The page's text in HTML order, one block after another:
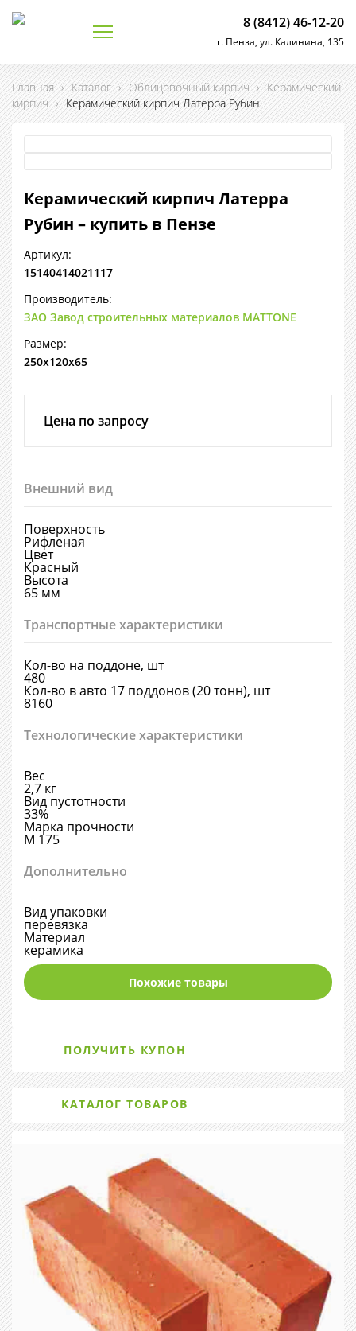
8 (8412) 46-12-20
г. Пенза, ул. Калинина, 135
Главная › Каталог › Облицовочный кирпич › Керамический
кирпич › Керамический кирпич Латерра Рубин
Керамический кирпич Латерра
Рубин – купить в Пензе
Артикул:
15140414021117
Производитель:
ЗАО Завод строительных материалов MATTONE
Размер:
250х120х65
Цена по запросу
Внешний вид
Поверхность
Рифленая
Цвет
Красный
Высота
65 мм
Транспортные характеристики
Кол-во на поддоне, шт
480
Кол-во в авто 17 поддонов (20 тонн), шт
8160
Технологические характеристики
Вес
2,7 кг
Вид пустотности
33%
Марка прочности
М 175
Дополнительно
Вид упаковки
перевязка
Материал
керамика
Похожие товары
ПОЛУЧИТЬ КУПОН
КАТАЛОГ ТОВАРОВ